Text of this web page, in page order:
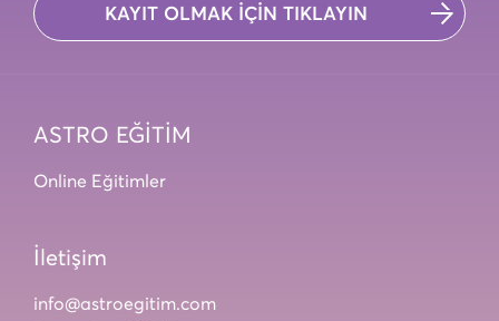
KAYIT OLMAK İÇİN TIKLAYIN
ASTRO EĞİTİM
Online Eğitimler
İletişim
info@astroegitim.com